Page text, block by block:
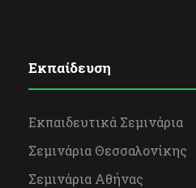
Εκπαίδευση
Εκπαιδευτικά Σεμινάρια
Σεμινάρια Θεσσαλονίκης
Σεμινάρια Αθήνας